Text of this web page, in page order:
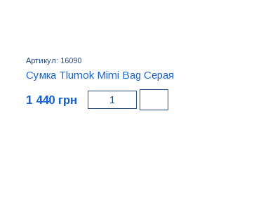
Артикул: 16090
Сумка Tlumok Mimi Bag Серая
1 440 грн